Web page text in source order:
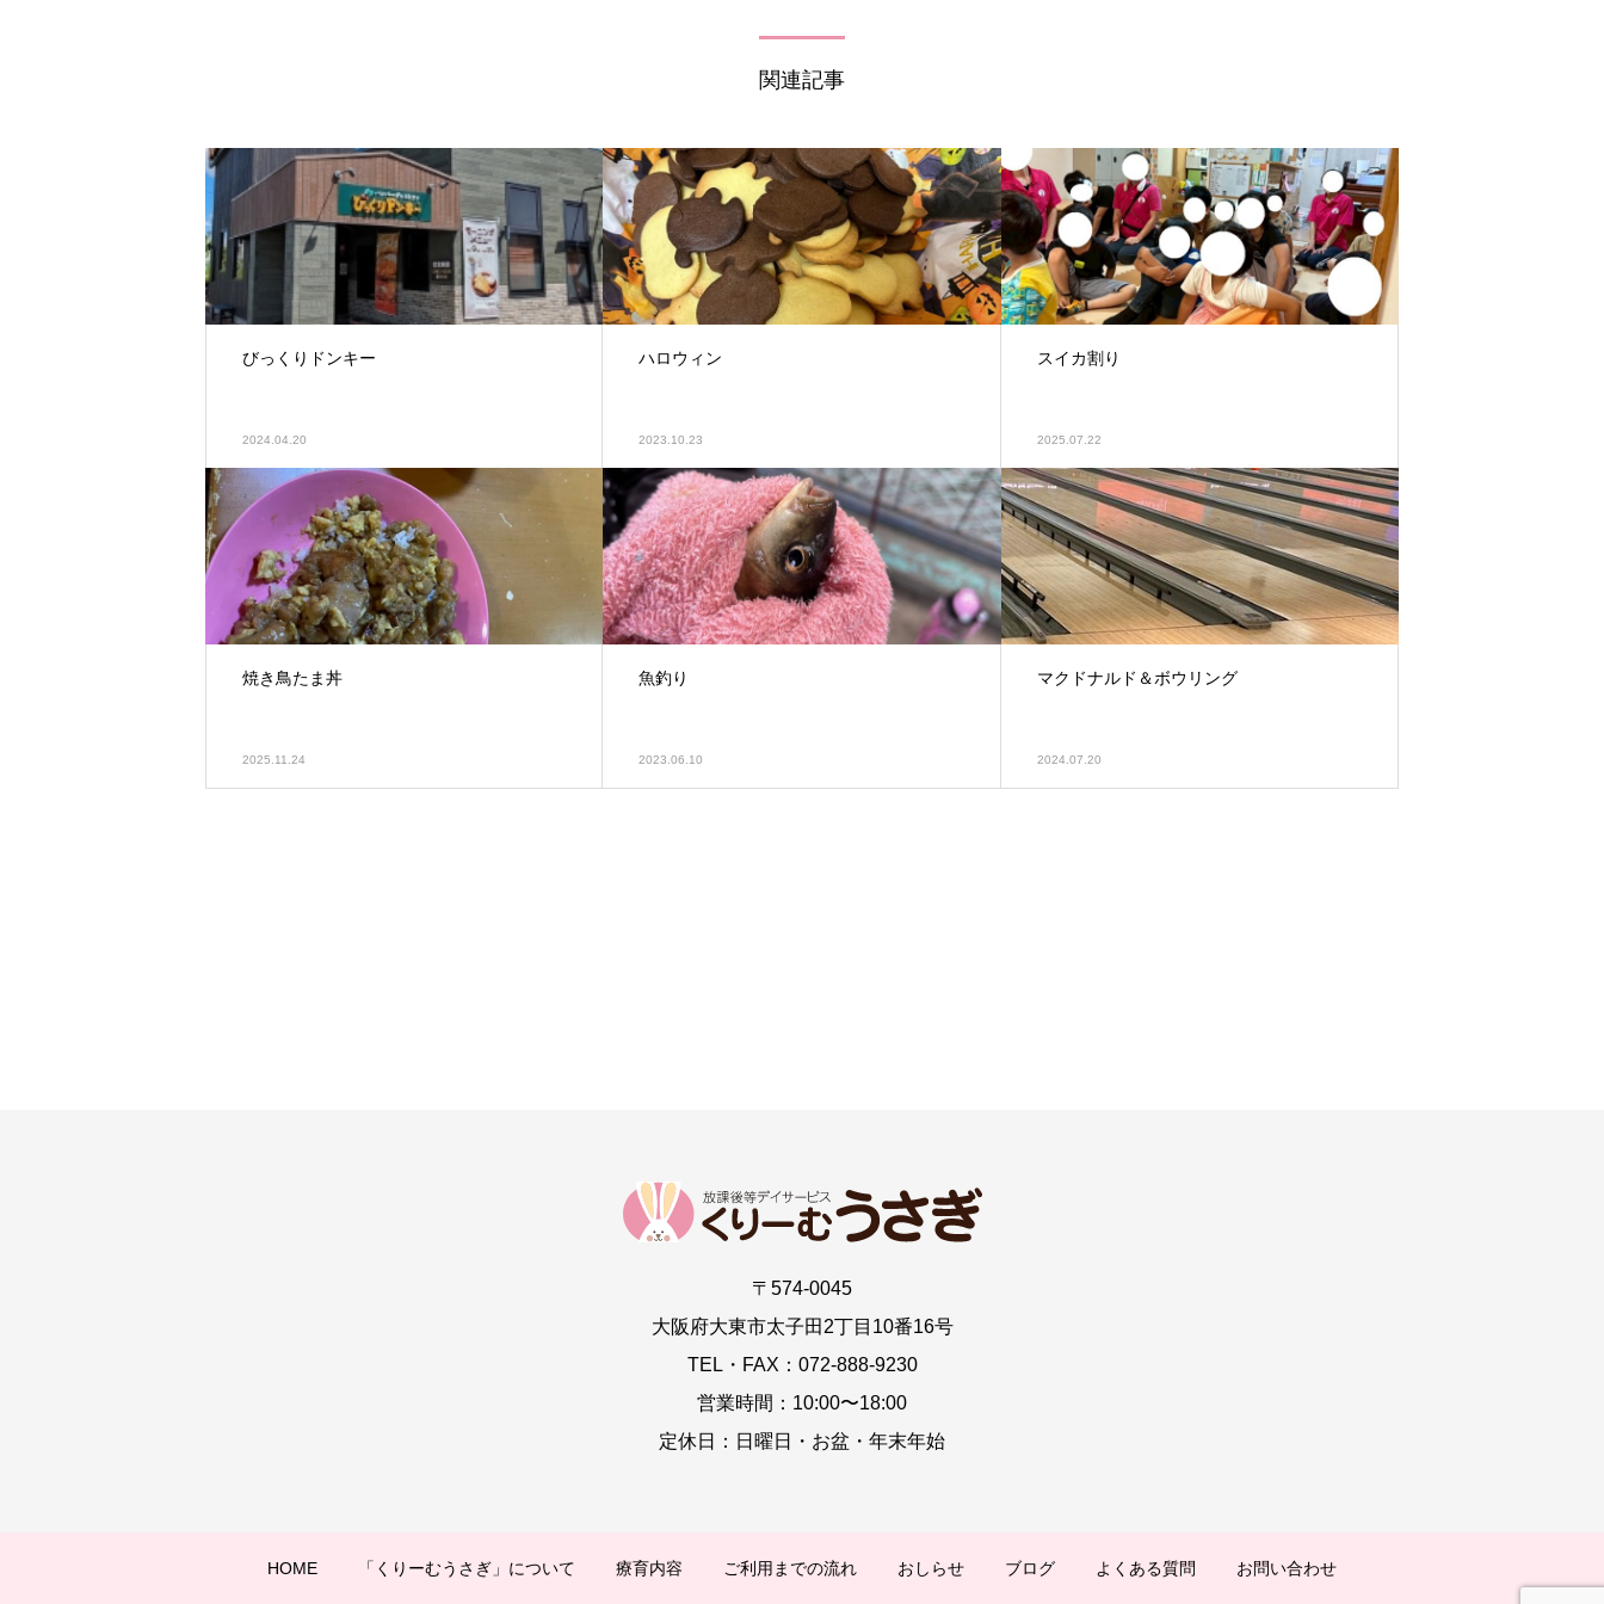
関連記事
びっくりドンキー
2024.04.20
ハロウィン
2023.10.23
スイカ割り
2025.07.22
焼き鳥たま丼
2025.11.24
魚釣り
2023.06.10
マクドナルド＆ボウリング
2024.07.20
〒574-0045
大阪府大東市太子田2丁目10番16号
TEL・FAX：072-888-9230
営業時間：10:00〜18:00
定休日：日曜日・お盆・年末年始
HOME 「くりーむうさぎ」について 療育内容 ご利用までの流れ おしらせ ブログ よくある質問 お問い合わせ